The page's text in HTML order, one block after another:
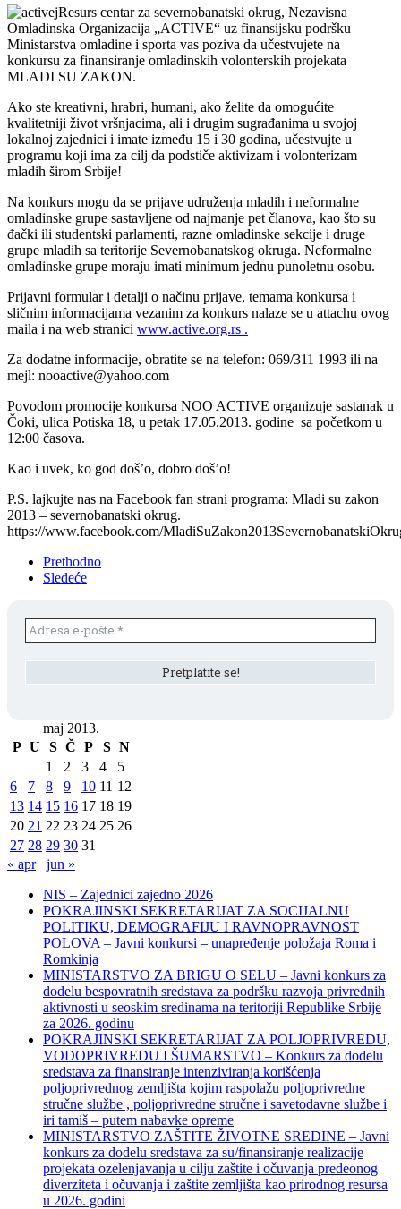
Resurs centar za severnobanatski okrug, Nezavisna
Omladinska Organizacija „ACTIVE“ uz finansijsku podršku
Ministarstva omladine i sporta vas poziva da učestvujete na
konkursu za finansiranje omladinskih volonterskih projekata
MLADI SU ZAKON.
Ako ste kreativni, hrabri, humani, ako želite da omogućite
kvalitetniji život vršnjacima, ali i drugim sugrađanima u svojoj
lokalnoj zajednici i imate između 15 i 30 godina, učestvujte u
programu koji ima za cilj da podstiče aktivizam i volonterizam
mladih širom Srbije!
Na konkurs mogu da se prijave udruženja mladih i neformalne
omladinske grupe sastavljene od najmanje pet članova, kao što su
đački ili studentski parlamenti, razne omladinske sekcije i druge
grupe mladih sa teritorije Severnobanatskog okruga. Neformalne
omladinske grupe moraju imati minimum jednu punoletnu osobu.
Prijavni formular i detalji o načinu prijave, temama konkursa i
sličnim informacijama vezanim za konkurs nalaze se u attachu ovog
maila i na web stranici www.active.org.rs .
Za dodatne informacije, obratite se na telefon: 069/311 1993 ili na
mejl: nooactive@yahoo.com
Povodom promocije konkursa NOO ACTIVE organizuje sastanak u
Čoki, ulica Potiska 18, u petak 17.05.2013. godine sa početkom u
12:00 časova.
Kao i uvek, ko god doš’o, dobro doš’o!
P.S. lajkujte nas na Facebook fan strani programa: Mladi su zakon
2013 – severnobanatski okrug.
https://www.facebook.com/
Prethodno
Sledeće
maj 2013.
P U S Č P S N
1
2 3 4
5
6
7 8 9 10 11 12
13 14 15 16 17 18 19
20 21 22 23 24 25 26
27 28 29 30 31
« apr
jun »
NIS – Zajednici zajedno 2026
POKRAJINSKI SEKRETARIJAT ZA SOCIJALNU
POLITIKU, DEMOGRAFIJU I RAVNOPRAVNOST
POLOVA – Javni konkursi – unapređenje položaja Roma i
Romkinja
MINISTARSTVO ZA BRIGU O SELU – Javni konkurs za
dodelu bespovratnih sredstava za podršku razvoja privrednih
aktivnosti u seoskim sredinama na teritoriji Republike Srbije
za 2026. godinu
POKRAJINSKI SEKRETARIJAT ZA POLJOPRIVREDU,
VODOPRIVREDU I ŠUMARSTVO – Konkurs za dodelu
sredstava za finansiranje intenziviranja korišćenja
poljoprivrednog zemljišta kojim raspolažu poljoprivredne
stručne službe , poljoprivredne stručne i savetodavne službe i
iri tamiš ‒ putem nabavke opreme
MINISTARSTVO ZAŠTITE ŽIVOTNE SREDINE – Javni
konkurs za dodelu sredstava za su/finansiranje realizacije
projekata ozelenjavanja u cilju zaštite i očuvanja predeonog
diverziteta i očuvanja i zaštite zemljišta kao prirodnog resursa
u 2026. godini